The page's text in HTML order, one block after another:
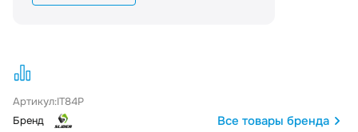
Артикул:IT84P
Бренд
Все товары бренда